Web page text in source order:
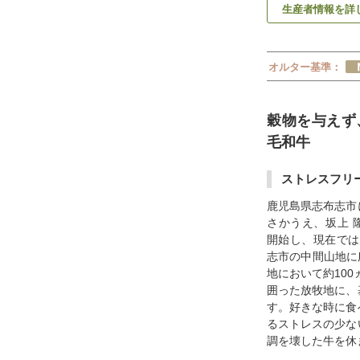
生産者情報を詳
オルター基準：
穀物を与え
毛和牛
ストレスフリ
鹿児島県志布志
さかうえ、坂上
開始し、現在で
志市の中間山地
地において約100
囲った放牧地に
す。好きな時に
るストレスの少
調を壊した牛を